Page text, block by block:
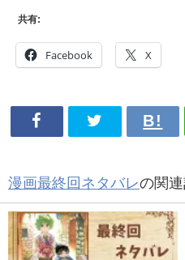
共有:
Facebook X
漫画最終回ネタバレの関